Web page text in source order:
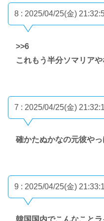
8 : 2025/04/25(金)
>>6
これもう半分ソマリアや
7 : 2025/04/25(金)
確かたぬかなの元彼やっ
9 : 2025/04/25(金)
韓国国内でこんなこと